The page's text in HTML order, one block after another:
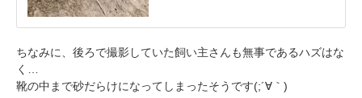
ちなみに、後ろで撮影していた飼い主さんも無事であるハズはな
く…
靴の中まで砂だらけになってしまったそうです(;´∀｀)